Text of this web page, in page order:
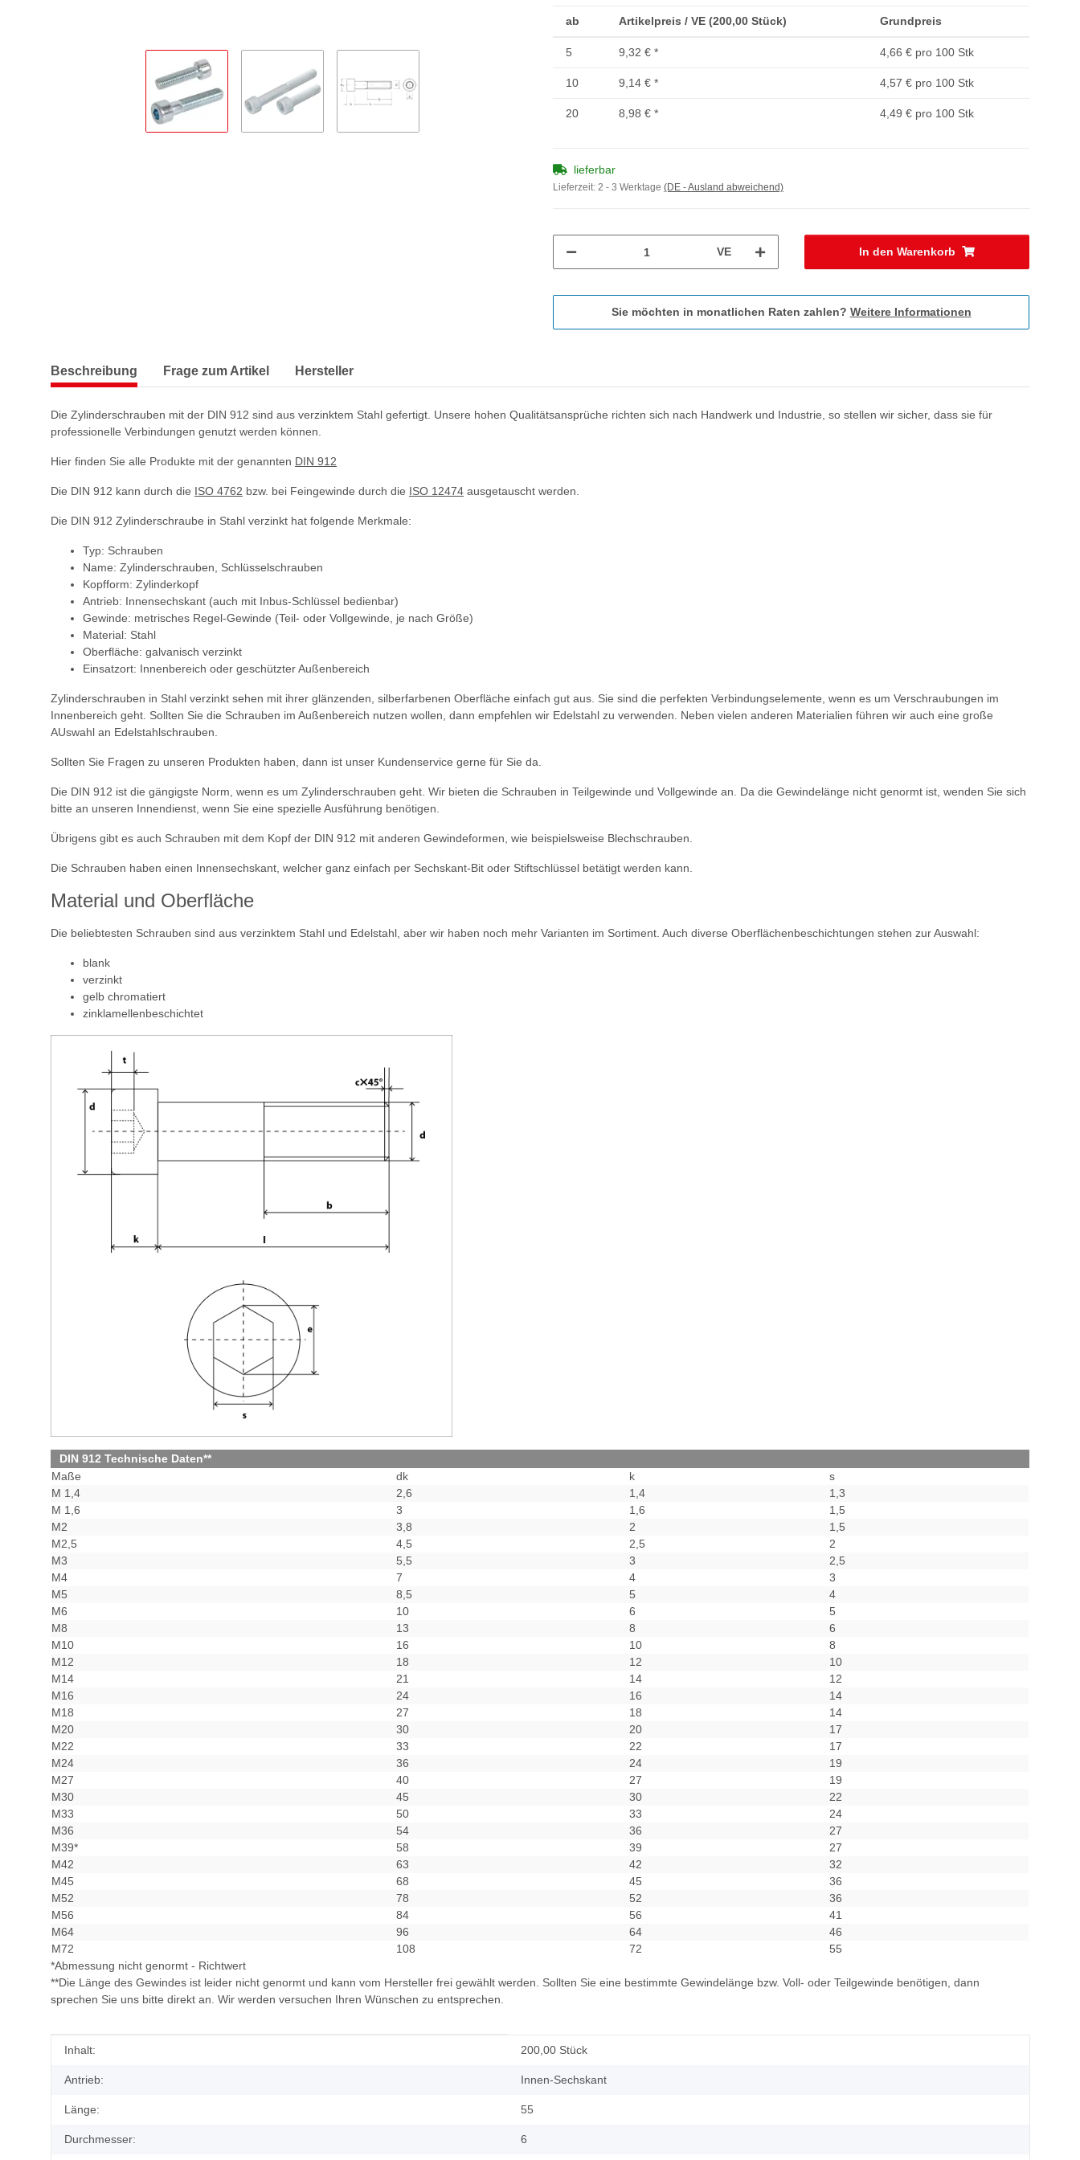
ab Artikelpreis / VE (200,00 Stück) Grundpreis
5 9,32 € * 4,66 € pro 100 Stk
10 9,14 € * 4,57 € pro 100 Stk
20 8,98 € * 4,49 € pro 100 Stk
lieferbar
Lieferzeit: 2 - 3 Werktage (DE - Ausland abweichend)
VE In den Warenkorb
Sie möchten in monatlichen Raten zahlen? Weitere Informationen
Beschreibung Frage zum Artikel Hersteller
Die Zylinderschrauben mit der DIN 912 sind aus verzinktem Stahl gefertigt. Unsere hohen Qualitätsansprüche richten sich nach Handwerk und Industrie, so stellen wir sicher, dass sie für
professionelle Verbindungen genutzt werden können.
Hier finden Sie alle Produkte mit der genannten DIN 912
Die DIN 912 kann durch die ISO 4762 bzw. bei Feingewinde durch die ISO 12474 ausgetauscht werden.
Die DIN 912 Zylinderschraube in Stahl verzinkt hat folgende Merkmale:
Typ: Schrauben
Name: Zylinderschrauben, Schlüsselschrauben
Kopfform: Zylinderkopf
Antrieb: Innensechskant (auch mit Inbus-Schlüssel bedienbar)
Gewinde: metrisches Regel-Gewinde (Teil- oder Vollgewinde, je nach Größe)
Material: Stahl
Oberfläche: galvanisch verzinkt
Einsatzort: Innenbereich oder geschützter Außenbereich
Zylinderschrauben in Stahl verzinkt sehen mit ihrer glänzenden, silberfarbenen Oberfläche einfach gut aus. Sie sind die perfekten Verbindungselemente, wenn es um Verschraubungen im
Innenbereich geht. Sollten Sie die Schrauben im Außenbereich nutzen wollen, dann empfehlen wir Edelstahl zu verwenden. Neben vielen anderen Materialien führen wir auch eine große
AUswahl an Edelstahlschrauben.
Sollten Sie Fragen zu unseren Produkten haben, dann ist unser Kundenservice gerne für Sie da.
Die DIN 912 ist die gängigste Norm, wenn es um Zylinderschrauben geht. Wir bieten die Schrauben in Teilgewinde und Vollgewinde an. Da die Gewindelänge nicht genormt ist, wenden Sie sich
bitte an unseren Innendienst, wenn Sie eine spezielle Ausführung benötigen.
Übrigens gibt es auch Schrauben mit dem Kopf der DIN 912 mit anderen Gewindeformen, wie beispielsweise Blechschrauben.
Die Schrauben haben einen Innensechskant, welcher ganz einfach per Sechskant-Bit oder Stiftschlüssel betätigt werden kann.
Material und Oberfläche
Die beliebtesten Schrauben sind aus verzinktem Stahl und Edelstahl, aber wir haben noch mehr Varianten im Sortiment. Auch diverse Oberflächenbeschichtungen stehen zur Auswahl:
blank
verzinkt
gelb chromatiert
zinklamellenbeschichtet
DIN 912 Technische Daten**
Maße
dk k
s
M 1,4
2,6 1,4
1,3
M 1,6
3 1,6
1,5
M2
3,8 2
1,5
M2,5
4,5 2,5
2
M3
5,5 3
2,5
M4
7 4
3
M5
8,5 5
4
M6
10 6
5
M8
13 8
6
M10
16 10
8
M12
18 12
10
M14
21 14
12
M16
24 16
14
M18
27 18
14
M20
30 20
17
M22
33 22
17
M24
36 24
19
M27
40 27
19
M30
45 30
22
M33
50 33
24
M36
54 36
27
M39*
58 39
27
M42
63 42
32
M45
68 45
36
M52
78 52
36
M56
84 56
41
M64
96 64
46
M72
108 72
55
*Abmessung nicht genormt - Richtwert
**Die Länge des Gewindes ist leider nicht genormt und kann vom Hersteller frei gewählt werden. Sollten Sie eine bestimmte Gewindelänge bzw. Voll- oder Teilgewinde benötigen, dann
sprechen Sie uns bitte direkt an. Wir werden versuchen Ihren Wünschen zu entsprechen.
Produkteigenschaft
Wert
Inhalt: 200,00 Stück
Antrieb: Innen-Sechskant
Länge: 55
Durchmesser: 6